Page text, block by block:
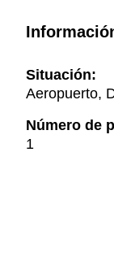
Situación:
Aeropuerto,
Número de
1